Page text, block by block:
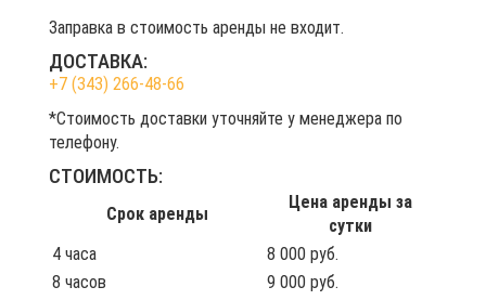
Заправка в стоимость аренды не входит.
ДОСТАВКА:
+7 (343) 266-48-66
*Стоимость доставки уточняйте у менеджера по
телефону.
СТОИМОСТЬ:
Срок аренды
Цена аренды за
сутки
4 часа
8 000 руб.
8 часов
9 000 руб.